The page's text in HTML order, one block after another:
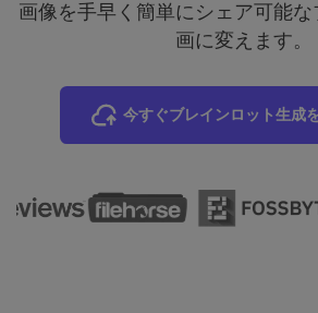
画像を手早く簡単にシェア可能
画に変えます。
今すぐブレインロット生成